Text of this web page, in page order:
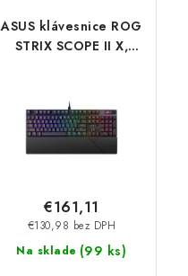
ASUS klávesnice ROG
STRIX SCOPE II X,
90MP03XF-BKUA20
Asus
Na sklade (99 ks)
€130,98 bez DPH
€161,11